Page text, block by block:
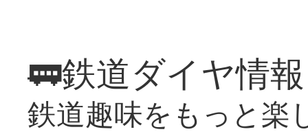
🚃鉄道ダイヤ情
鉄道趣味をもっと楽